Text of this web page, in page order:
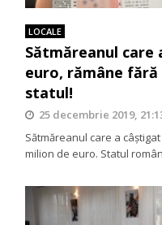
LOCALE
Sătmăreanul care
euro, rămâne fără
statul!
25 decembrie 2019,
Sătmăreanul care a
milion de euro. Statul